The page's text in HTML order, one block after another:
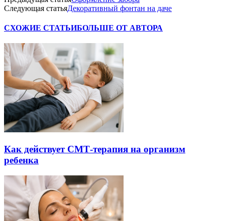
Следующая статьяДекоративный фонтан на даче
СХОЖИЕ СТАТЬИБОЛЬШЕ ОТ АВТОРА
Как действует СМТ-терапия на организм
ребенка